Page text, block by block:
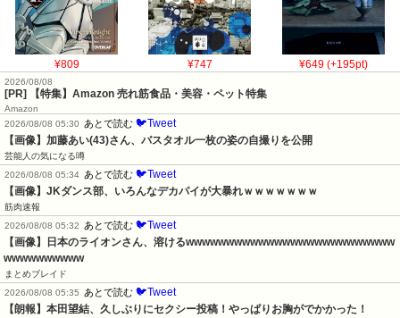
¥809 ¥747 ¥649 (+195pt)
2026/08/08
[PR] 【特集】Amazon 売れ筋食品・美容・ペット特集
Amazon
2026/08/08 05:30
あとで読む 🐦Tweet
【画像】加藤あい(43)さん、バスタオル一枚の姿の自撮りを公開
芸能人の気になる噂
2026/08/08 05:34 あとで読む 🐦Tweet
【画像】JKダンス部、いろんなデカパイが大暴れｗｗｗｗｗｗｗ
筋肉速報
2026/08/08 05:32
あとで読む 🐦Tweet
【画像】日本のライオンさん、溶けるwwwwwwwwwwwwwwwwwwwwwwwwww
wwwwwwwwww
まとめブレイド
2026/08/08 05:35
あとで読む 🐦Tweet
【朗報】本田望結、久しぶりにセクシー投稿！やっぱりお胸がでかかった！